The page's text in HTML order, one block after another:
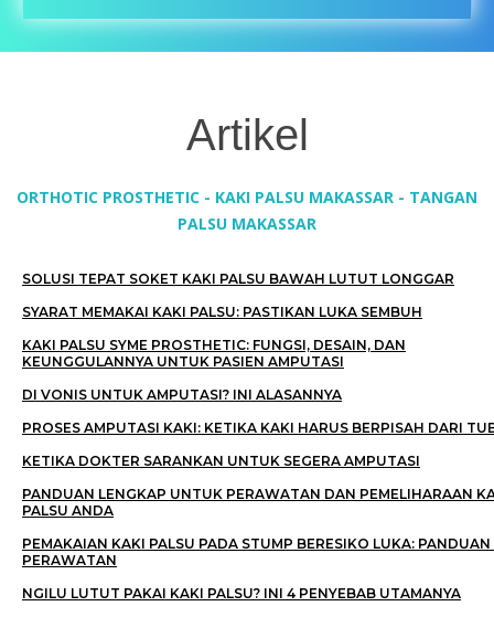
Artikel
ORTHOTIC PROSTHETIC - KAKI PALSU MAKASSAR - TANGAN
PALSU MAKASSAR
SOLUSI TEPAT SOKET KAKI PALSU BAWAH LUTUT LONGGAR
SYARAT MEMAKAI KAKI PALSU: PASTIKAN LUKA SEMBUH
KAKI PALSU SYME PROSTHETIC: FUNGSI, DESAIN, DAN
KEUNGGULANNYA UNTUK PASIEN AMPUTASI
DI VONIS UNTUK AMPUTASI? INI ALASANNYA
PROSES AMPUTASI KAKI: KETIKA KAKI HARUS BERPISAH DARI
KETIKA DOKTER SARANKAN UNTUK SEGERA AMPUTASI
PANDUAN LENGKAP UNTUK PERAWATAN DAN PEMELIHARAAN
PALSU ANDA
PEMAKAIAN KAKI PALSU PADA STUMP BERESIKO LUKA: PANDUAN
PERAWATAN
NGILU LUTUT PAKAI KAKI PALSU? INI 4 PENYEBAB UTAMANYA